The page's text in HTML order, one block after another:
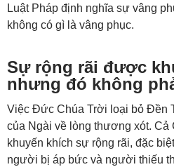
Luật Pháp định nghĩa sự vâng
không có gì là vâng phục.
Sự rộng rãi được
nhưng đó không
Việc Đức Chúa Trời loại bỏ Đền
của Ngài về lòng thương xót. Cả
khuyến khích sự rộng rãi, đặc
người bị áp bức và người thiếu